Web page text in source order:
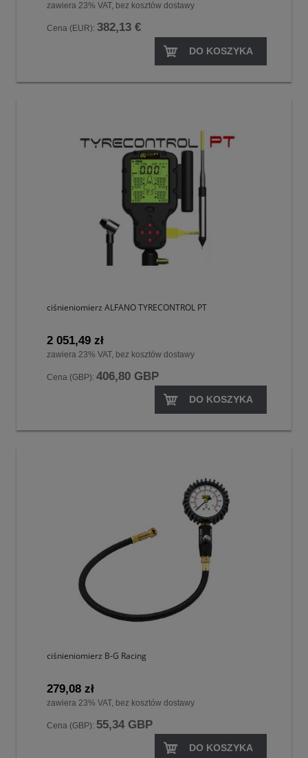
zawiera 23% VAT, bez kosztów dostawy
Cena (EUR): 382,13 €
DO KOSZYKA
ciśnieniomierz ALFANO TYRECONTROL PT
2 051,49 zł
zawiera 23% VAT, bez kosztów dostawy
Cena (GBP): 406,80 GBP
DO KOSZYKA
ciśnieniomierz B-G Racing
279,08 zł
zawiera 23% VAT, bez kosztów dostawy
Cena (GBP): 55,34 GBP
DO KOSZYKA